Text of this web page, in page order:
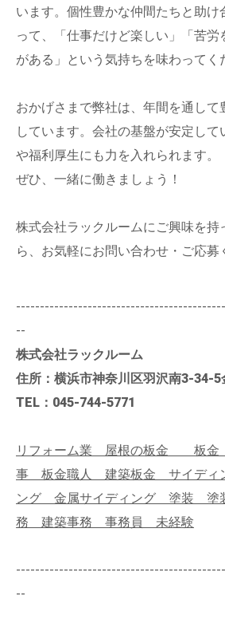
います。個性豊かな仲間たちと助け
って、「仕事だけど楽しい」「苦
がある」という気持ちを味わってく
おかげさまで弊社は、年間を通して
しています。会社の基盤が安定して
や福利厚生にも力を入れられます。
ぜひ、一緒に働きましょう！
株式会社ラックルームにご興味を持
ら、お気軽にお問い合わせ・ご応募
--
株式会社ラックルーム
住所：横浜市神奈川区羽沢南3-34-5
TEL：045-744-5771
リフォーム業 屋根の板金 板
事 板金職人 建築板金 サイディ
ング 金属サイディング 塗装
務 建築事務 事務員 未経験
--